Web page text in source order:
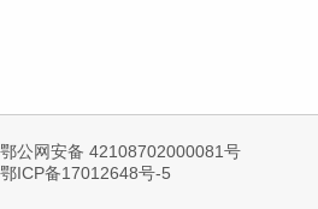
鄂公网安备 42108702000081号
鄂ICP备17012648号-5